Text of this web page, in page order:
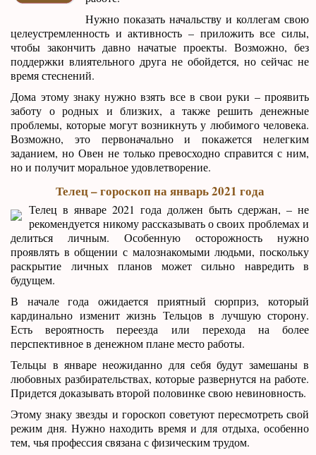
Нужно показать начальству и коллегам свою
целеустремленность и активность – приложить все силы,
чтобы закончить давно начатые проекты. Возможно, без
поддержки влиятельного друга не обойдется, но сейчас не
время стеснений.
Дома этому знаку нужно взять все в свои руки – проявить
заботу о родных и близких, а также решить денежные
проблемы, которые могут возникнуть у любимого человека.
Возможно, это первоначально и покажется нелегким
заданием, но Овен не только превосходно справится с ним,
но и получит моральное удовлетворение.
Телец – гороскоп на январь 2021 года
Телец в январе 2021 года должен быть сдержан, – не
рекомендуется никому рассказывать о своих проблемах и
делиться личным. Особенную осторожность нужно
проявлять в общении с малознакомыми людьми, поскольку
раскрытие личных планов может сильно навредить в
будущем.
В начале года ожидается приятный сюрприз, который
кардинально изменит жизнь Тельцов в лучшую сторону.
Есть вероятность переезда или перехода на более
перспективное в денежном плане место работы.
Тельцы в январе неожиданно для себя будут замешаны в
любовных разбирательствах, которые развернутся на работе.
Придется доказывать второй половинке свою невиновность.
Этому знаку звезды и гороскоп советуют пересмотреть свой
режим дня. Нужно находить время и для отдыха, особенно
тем, чья профессия связана с физическим трудом.